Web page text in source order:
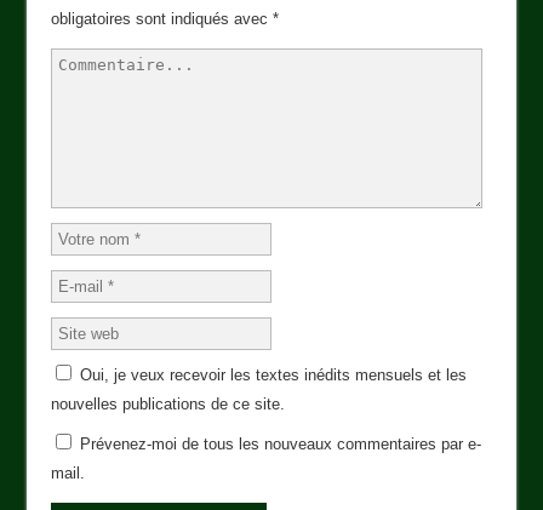
obligatoires sont indiqués avec*
Oui, je veux recevoir les textes inédits mensuels et les
nouvelles publications de ce site.
Prévenez-moi de tous les nouveaux commentaires par e-
mail.